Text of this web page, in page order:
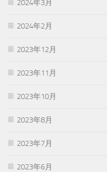
2024年3月
2024年2月
2023年12月
2023年11月
2023年10月
2023年8月
2023年7月
2023年6月